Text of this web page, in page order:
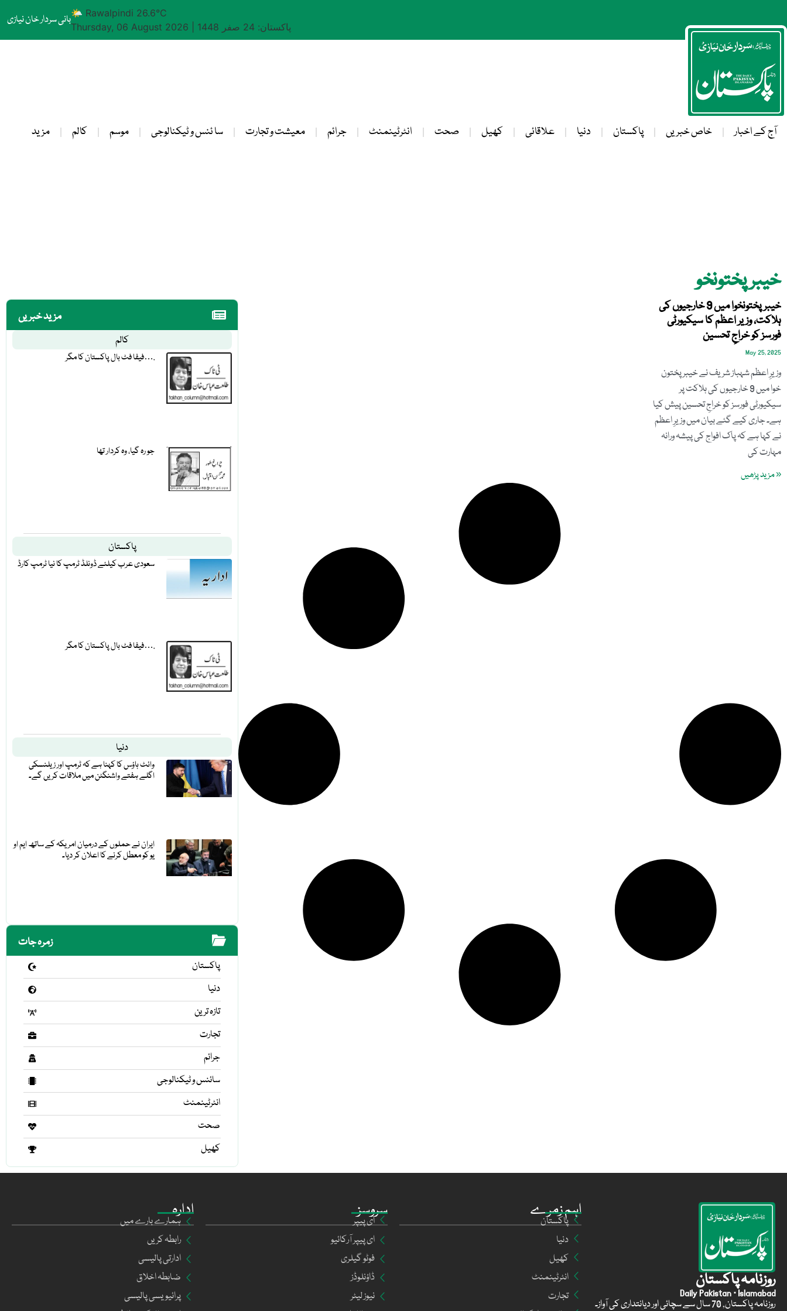
بانی سردار خان نیازی🌤 Rawalpindi 26.6°C
Thursday, 06 August 2026
پاکستان: 24 صفر 1448
آج کے اخبار خاص خبریں پاکستان دنیا علاقائی کھیل صحت انٹرٹینمنٹ جرائم معیشت و تجارت سا ئنس و ٹیکنالوجی موسم کالم مزید
خیبر پختونخو
مزید خبریں
کالم
فیفا فٹ بال پاکستان کا مگر….
جو رہ گیا، وہ کردار تھا
پاکستان
سعودی عرب کیلئے ڈونلڈ ٹرمپ کا نیا ٹرمپ کارڈ
فیفا فٹ بال پاکستان کا مگر….
دنیا
وائٹ ہاؤس کا کہنا ہے کہ ٹرمپ اور زیلنسکی
اگلے ہفتے واشنگٹن میں ملاقات کریں گے۔
ایران نے حملوں کے درمیان امریکہ کے ساتھ ایم او
یو کو معطل کرنے کا اعلان کر دیا۔
زمرہ جات
پاکستان
دنیا
تازہ ترین
تجارت
جرائم
سائنس و ٹیکنالوجی
انٹرٹینمنٹ
صحت
کھیل
خیبر پختونخوا میں 9 خارجیوں کی
ہلاکت، وزیر اعظم کا سیکیورٹی
فورسز کو خراجِ تحسین
May 25, 2025
وزیرِ اعظم شہباز شریف نے خیبر پختون
خوا میں 9 خارجیوں کی ہلاکت پر
سیکیورٹی فورسز کو خراجِ تحسین پیش کیا
ہے۔ جاری کیے گئے بیان میں وزیرِ اعظم
نے کہا ہے کہ پاک افواج کی پیشہ ورانہ
مہارت کی
« مزید پڑھیں
ادارہ
ہمارے بارے میں
رابطہ کریں
ادارتی پالیسی
ضابطہ اخلاق
پرائیویسی پالیسی
سروسز
ای پیپر
ای پیپر آرکائیو
فوٹو گیلری
ڈاؤنلوڈز
نیوز لیٹر
اہم زمرے
پاکستان
دنیا
کھیل
انٹرٹینمنٹ
تجارت
روزنامہ پاکستان
Daily Pakistan · Islamabad
روزنامہ پاکستان, 70 سال سے سچائی اور دیانتداری کی آواز۔